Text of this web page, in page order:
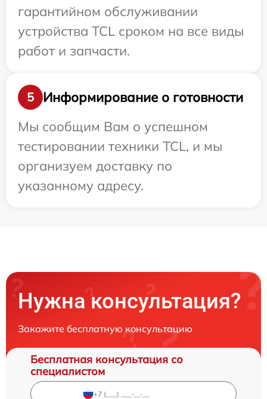
гарантийном обслуживании
устройства TCL сроком на все виды
работ и запчасти.
5
Информирование о готовности
Мы сообщим Вам о успешном
тестировании техники TCL, и мы
организуем доставку по
указанному адресу.
Нужна консультация?
Закажите бесплатную консультацию
Бесплатная консультация со
специалистом